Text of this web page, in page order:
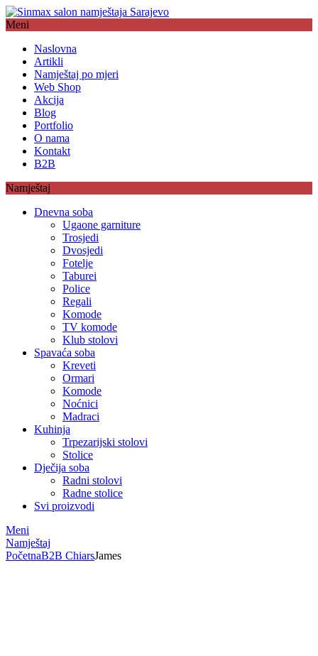
Meni
Naslovna
Artikli
Namještaj po mjeri
Web Shop
Akcija
Blog
Portfolio
O nama
Kontakt
B2B
Namještaj
Dnevna soba
Ugaone garniture
Trosjedi
Dvosjedi
Fotelje
Taburei
Police
Regali
Komode
TV komode
Klub stolovi
Spavaća soba
Kreveti
Ormari
Komode
Noćnici
Madraci
Kuhinja
Trpezarijski stolovi
Stolice
Dječija soba
Radni stolovi
Radne stolice
Svi proizvodi
Meni
Namještaj
PočetnaB2B ChiarsJames